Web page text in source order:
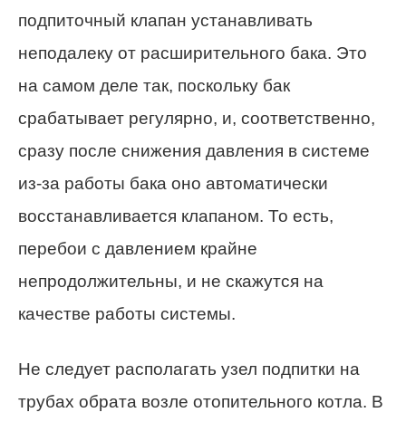
подпиточный клапан устанавливать
неподалеку от расширительного бака. Это
на самом деле так, поскольку бак
срабатывает регулярно, и, соответственно,
сразу после снижения давления в системе
из-за работы бака оно автоматически
восстанавливается клапаном. То есть,
перебои с давлением крайне
непродолжительны, и не скажутся на
качестве работы системы.
Не следует располагать узел подпитки на
трубах обрата возле отопительного котла. В